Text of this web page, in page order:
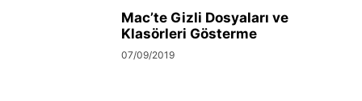
Mac’te Gizli Dosyaları ve
Klasörleri Gösterme
07/09/2019